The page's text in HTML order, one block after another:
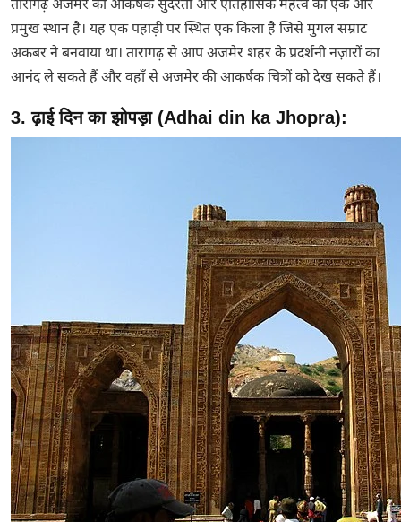
तारागढ़ अजमेर की आकर्षक सुंदरता और ऐतिहासिक महत्व का एक और
प्रमुख स्थान है। यह एक पहाड़ी पर स्थित एक किला है जिसे मुगल सम्राट
अकबर ने बनवाया था। तारागढ़ से आप अजमेर शहर के प्रदर्शनी नज़ारों का
आनंद ले सकते हैं और वहाँ से अजमेर की आकर्षक चित्रों को देख सकते हैं।
3. ढ़ाई दिन का झोपड़ा (Adhai din ka Jhopra):